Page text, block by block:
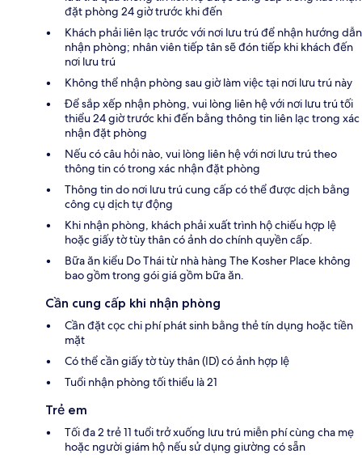
đặt phòng 24 giờ trước khi đến
Khách phải liên lạc trước với nơi lưu trú để nhận hướng dẫn
nhận phòng; nhân viên tiếp tân sẽ đón tiếp khi khách đến
nơi lưu trú
Không thể nhận phòng sau giờ làm việc tại nơi lưu trú này
Để sắp xếp nhận phòng, vui lòng liên hệ với nơi lưu trú tối
thiểu 24 giờ trước khi đến bằng thông tin liên lạc trong xác
nhận đặt phòng
Nếu có câu hỏi nào, vui lòng liên hệ với nơi lưu trú theo
thông tin có trong xác nhận đặt phòng
Thông tin do nơi lưu trú cung cấp có thể được dịch bằng
công cụ dịch tự động
Khi nhận phòng, khách phải xuất trình hộ chiếu hợp lệ
hoặc giấy tờ tùy thân có ảnh do chính quyền cấp.
Bữa ăn kiểu Do Thái từ nhà hàng The Kosher Place không
bao gồm trong gói giá gồm bữa ăn.
Cần cung cấp khi nhận phòng
Cần đặt cọc chi phí phát sinh bằng thẻ tín dụng hoặc tiền
mặt
Có thể cần giấy tờ tùy thân (ID) có ảnh hợp lệ
Tuổi nhận phòng tối thiểu là 21
Trẻ em
Tối đa 2 trẻ 11 tuổi trở xuống lưu trú miễn phí cùng cha mẹ
hoặc người giám hộ nếu sử dụng giường có sẵn